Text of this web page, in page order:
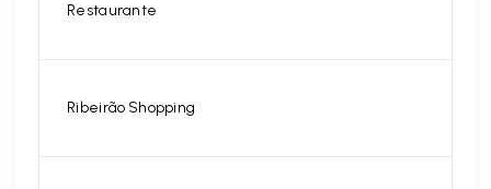
Restaurante
Ribeirão Shopping